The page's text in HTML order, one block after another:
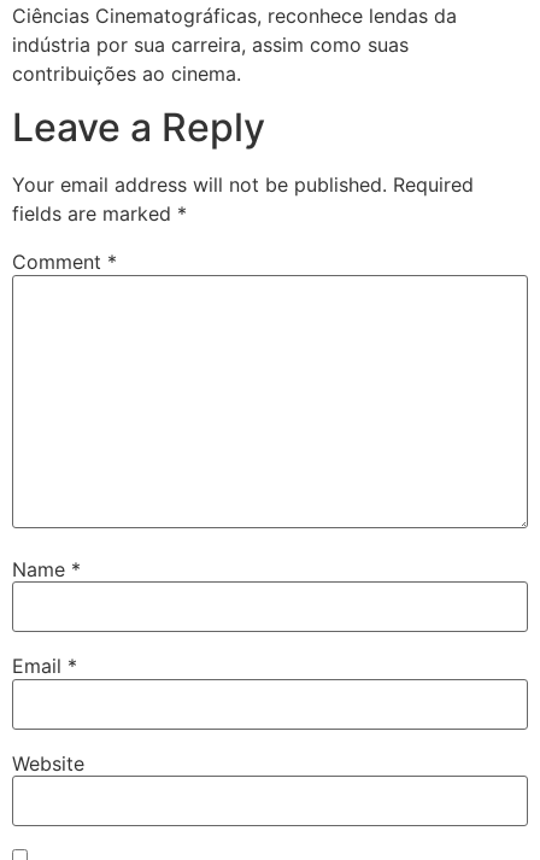
Ciências Cinematográficas, reconhece lendas da
indústria por sua carreira, assim como suas
contribuições ao cinema.
Leave a Reply
Your email address will not be published. Required
fields are marked *
Comment *
Name *
Email *
Website